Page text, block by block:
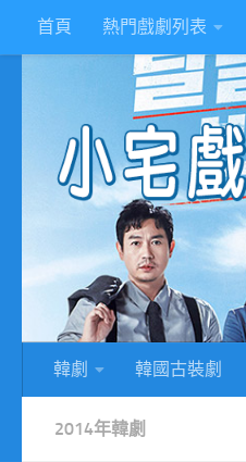
Skip to content
首頁 熱門戲劇列表
韓劇 韓國古裝劇
2014年韓劇